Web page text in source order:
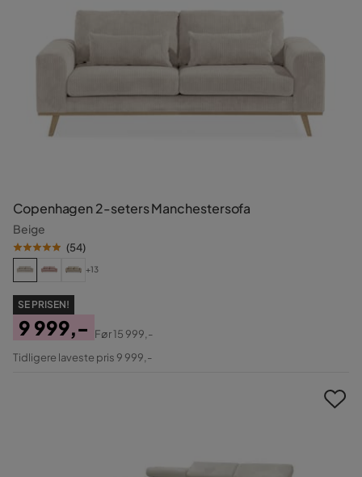
Copenhagen 2-seters Manchestersofa
Beige
(54)
+13
SE PRISEN!
Pris
9 999,-
Original
Før15 999,-
Tidligere laveste pris 9 999,-